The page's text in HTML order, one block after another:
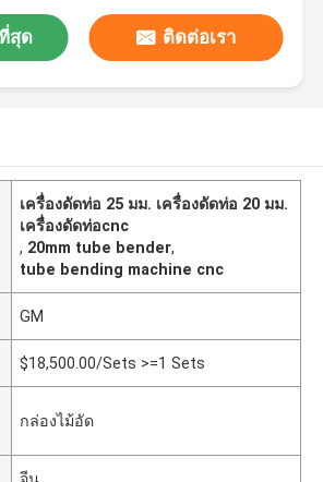
สุด ติดต่อเรา
เครื่องดัดท่อ 25 มม. เครื่องดัดท่อ 20 มม.
เครื่องดัดท่อcnc
, 20mm tube bender,
tube bending machine cnc
GM
$18,500.00/Sets >=1 Sets
กล่องไม้อัด
จีน